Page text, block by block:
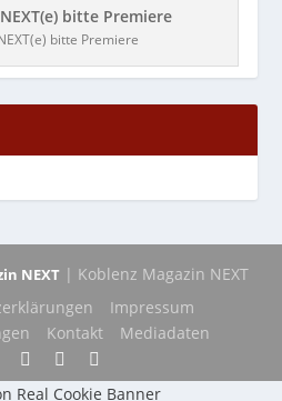
bitte Premiere
NEXT| Koblenz Magazin NEXT
Impressum
Kontakt Mediadaten
Real Cookie Banner